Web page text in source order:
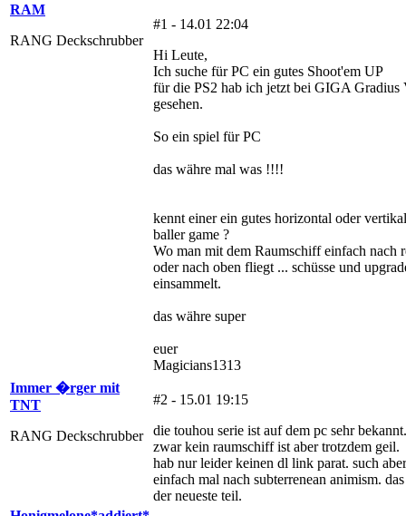
RAM
RANG Deckschrubber
#1 - 14.01 22:04
Hi Leute,
Ich suche für PC ein gutes Shoot'em UP
für die PS2 hab ich jetzt bei GIGA Gradius
gesehen.
So ein spiel für PC
das währe mal was !!!!
kennt einer ein gutes horizontal oder vertikal
baller game ?
Wo man mit dem Raumschiff einfach nach
oder nach oben fliegt ... schüsse und
einsammelt.
das währe super
euer
Magicians1313
Immer �rger mit
TNT
RANG Deckschrubber
#2 - 15.01 19:15
die touhou serie ist auf dem pc sehr
zwar kein raumschiff ist aber trotzdem geil.
hab nur leider keinen dl link parat. such aber
einfach mal nach subterrenean animism.
der neueste teil.